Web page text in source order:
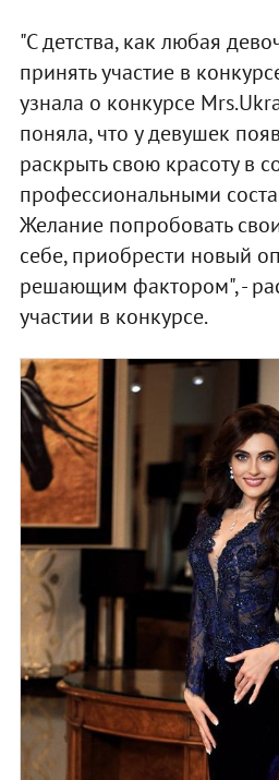
"С детства, как любая
принять участие в
узнала о конкурсе
поняла, что у девушек
раскрыть свою красоту в
профессиональными
Желание попробовать
себе, приобрести новый
решающим фактором", -
участии в конкурсе.